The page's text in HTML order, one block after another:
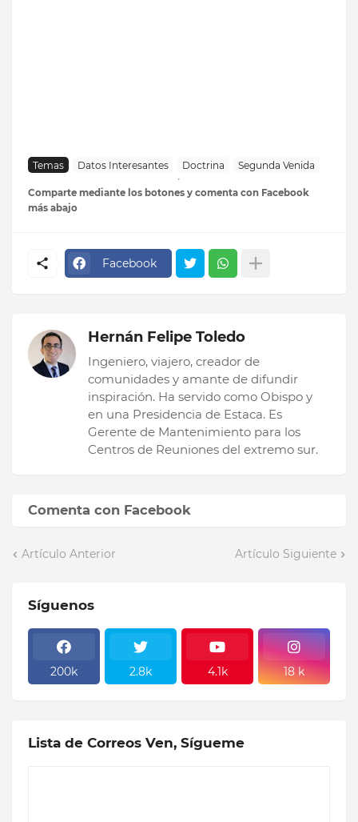
Temas Datos Interesantes Doctrina Segunda Venida
Comparte mediante los botones y comenta con Facebook
más abajo
Facebook
Hernán Felipe Toledo
Ingeniero, viajero, creador de
comunidades y amante de difundir
inspiración. Ha servido como Obispo y
en una Presidencia de Estaca. Es
Gerente de Mantenimiento para los
Centros de Reuniones del extremo sur.
Comenta con Facebook
Artículo Anterior Artículo Siguiente
Síguenos
200k 2.8k 4.1k 18 k
Lista de Correos Ven, Sígueme